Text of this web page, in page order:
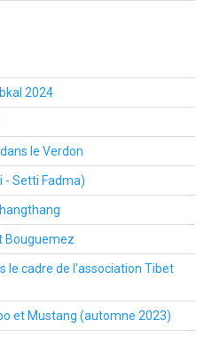
2024
le Verdon
- Setti Fadma)
Bouguemez
le cadre de l'association Tibet
et Mustang (automne 2023)